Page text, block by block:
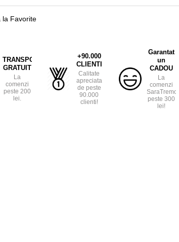
la Favorite
TRANSPORT
GRATUIT
La
comenzi
peste 200
lei.
+90.000
CLIENTI
Calitate
apreciata
de peste
90.000
clienti!
Garantat
un
CADOU
La
comenzi
SaraTremo
peste 300
lei!